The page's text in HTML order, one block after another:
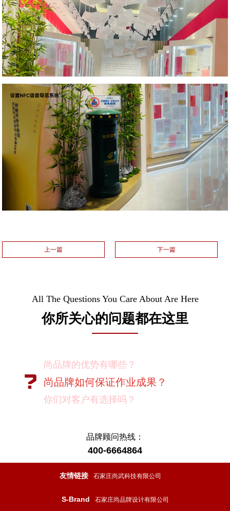
上一篇 下一篇
All The Questions You Care About Are Here
你所关心的问题都在这里
尚品牌如何保证作业成果？
你们对客户有选择吗？
我如何向我的同事及领导推荐尚品牌？
项目启动之前您需要给我们提供什么资
料？
怎样保证项目进度按时完成？
品牌顾问热线：
400-6664864
友情链接 石家庄尚武科技有限公司
S-Brand 石家庄尚品牌设计有限公司